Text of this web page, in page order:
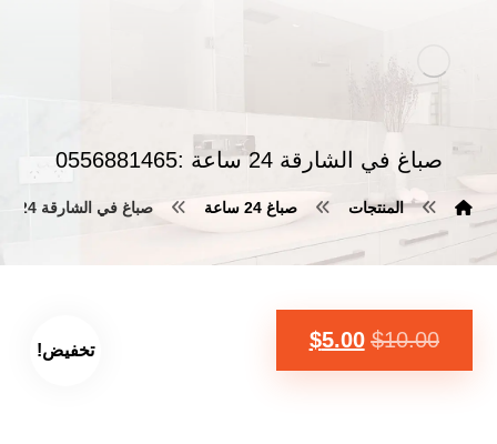
صباغ في الشارقة 24 ساعة :0556881465
المنتجات صباغ 24 ساعة صباغ في الشارقة 24 ساعة :0556881465
تخفيض! $10.00
$5.00